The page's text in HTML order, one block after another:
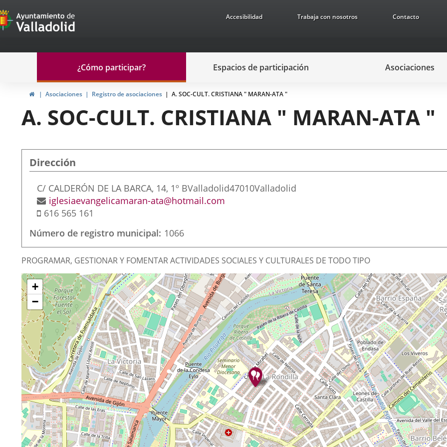
Portal
de
Participación
Accesibilidad Trabaja con nosotros Contacto
navegación
Participación
¿Cómo participar? Espacios de participación Asociaciones
HomeAsociaciones Registro de asociaciones A. SOC-CULT. CRISTIANA " MARAN-ATA "
A. SOC-CULT. CRISTIANA " MARAN-ATA "
Dirección
Postal
address
C/ CALDERÓN DE LA BARCA, 14, 1º BValladolid47010Valladolid
Email
iglesiaevangelicamaran-ata@hotmail.com
Mobile
616 565 161
Número de registro municipal 1066
Finalidad
de
la
asociación
PROGRAMAR, GESTIONAR Y FOMENTAR ACTIVIDADES SOCIALES Y CULTURALES DE TODO TIPO
¿Dónde
estamos?
Skip
map
+
−